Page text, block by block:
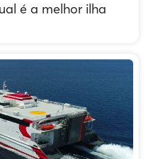
é a melhor ilha